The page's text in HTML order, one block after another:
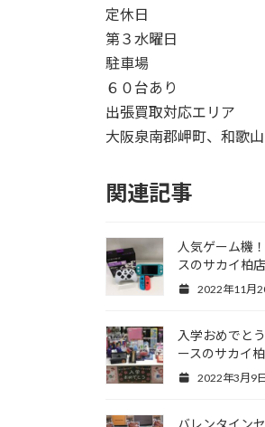
定休日
第３水曜日
駐車場
６０台あり
出張買取対応エリア
大阪泉南郡岬町、和歌
関連記事
人気ゲーム機
スのサカイ柏店
2022年11月
入学おめでと
ースのサカイ柏
2022年3月9
バレンタイン